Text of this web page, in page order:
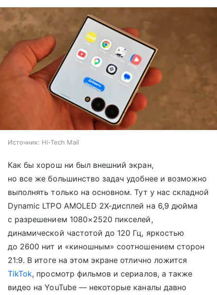
Источник: Hi-Tech Mail
Как бы хорош ни был внешний экран,
но все же большинство задач удобнее и возможно
выполнять только на основном. Тут у нас складной
Dynamic LTPO AMOLED 2X-дисплей на 6,9 дюйма
с разрешением 1080×2520 пикселей,
динамической частотой до 120 Гц, яркостью
до 2600 нит и «киношным» соотношением сторон
21:9. В итоге на этом экране отлично ложится
TikTok, просмотр фильмов и сериалов, а также
видео на YouTube — некоторые каналы давно